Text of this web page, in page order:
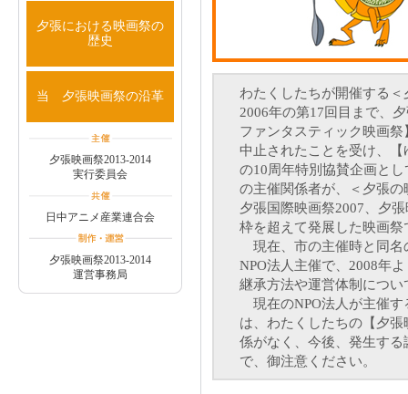
夕張における映画祭の
歴史
当 夕張映画祭の沿革
夕張映画祭2013-2014
実行委員会
日中アニメ産業連合会
夕張映画祭2013-2014
運営事務局
わたくしたちが開催する
2006年の第17回目まで、
ファンタスティック映画
中止されたことを受け、
の10周年特別協賛企画と
の主催関係者が、＜夕張
夕張国際映画祭2007、夕
枠を超えて発展した映画祭
現在、市の主催時と同名
NPO法人主催で、2008年
継承方法や運営体制につ
現在のNPO法人が主催す
は、わたくしたちの【夕
係がなく、今後、発生す
で、御注意ください。